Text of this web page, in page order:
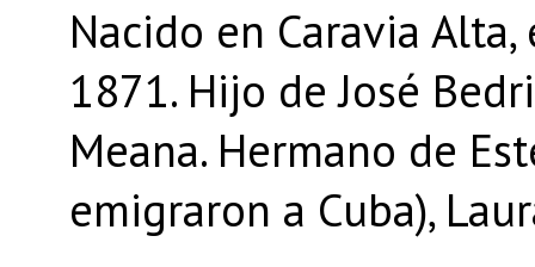
Nacido en Caravia
1871. Hijo de José
Meana. Hermano de
emigraron a Cuba),